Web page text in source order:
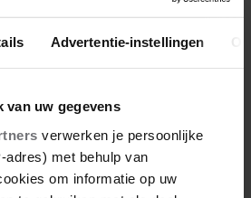
Advertentie-instellingen
van uw gegevens
verwerken je persoonlijke
adres) met behulp van
om informatie op uw